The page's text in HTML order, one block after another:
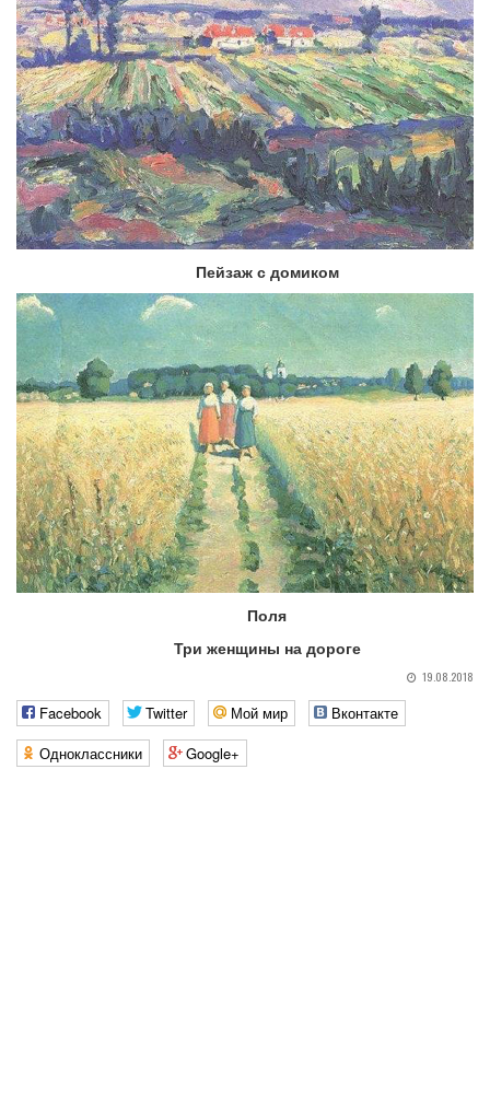
Пейзаж с домиком
Поля
Три женщины на дороге
19.08.2018
Facebook Twitter Мой мир
Вконтакте
Одноклассники
Google+